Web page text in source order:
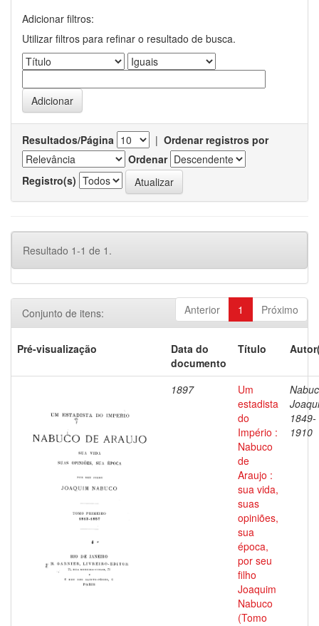
Adicionar filtros:
Utilizar filtros para refinar o resultado de busca.
Resultados/Página | Ordenar registros por
Ordenar
Registro(s)
Resultado 1-1 de 1.
Anterior 1 Próximo
Conjunto de itens:
Pré-visualização
Data do
documento
Título
1897
Um
estadista
do
Império :
Nabuco
de
Araujo :
sua vida,
suas
opiniões,
sua
época,
por seu
filho
Joaquim
Nabuco
(Tomo
1849-
1910